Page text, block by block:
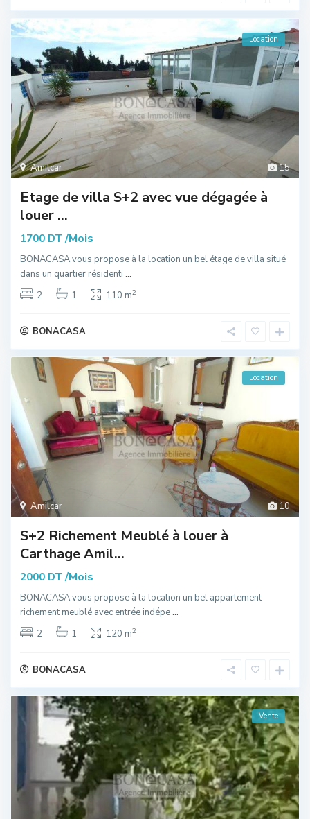
15
Amilcar
Location
Etage de villa S+2 avec vue dégagée à
louer ...
1700 DT/Mois
BONACASA vous propose à la location un bel étage de villa situé
dans un quartier résidenti ...
2
1 110 m2
BONACASA
10
Amilcar
Location
S+2 Richement Meublé à louer à
Carthage Amil...
2000 DT/Mois
BONACASA vous propose à la location un bel appartement
richement meublé avec entrée indépe...
2
1 120 m2
BONACASA
Vente